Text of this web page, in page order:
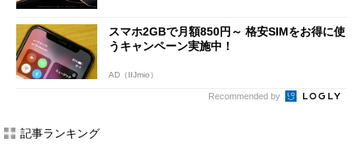
スマホ2GBで月額850円～ 格安SIMをお得に使
うキャンペーン実施中！
AD（IIJmio）
Recommended by
記事ランキング